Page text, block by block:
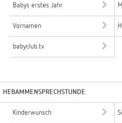
Babys erstes Jahr
Vornamen
babyclub.tv
HEBAMMENSPRECHSTUNDE
Kinderwunsch